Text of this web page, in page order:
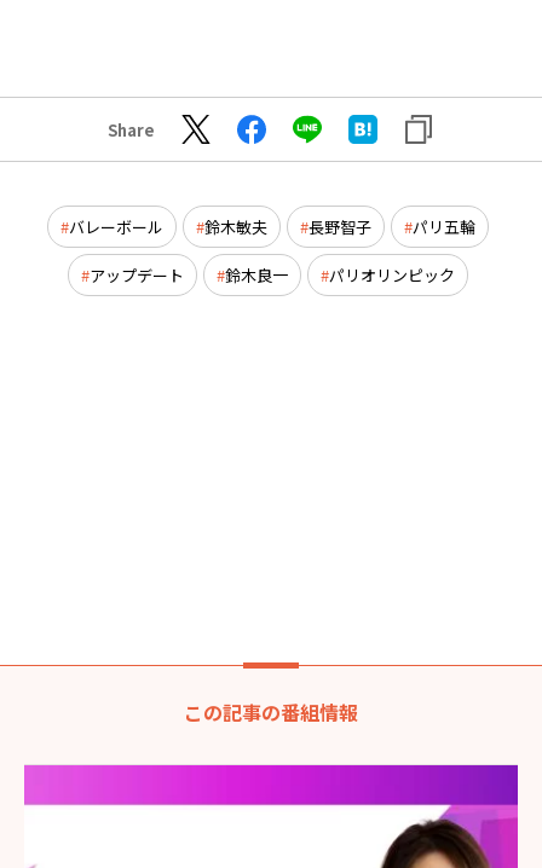
Share
バレーボール 鈴木敏夫 長野智子 パリ五輪
アップデート 鈴木良一 パリオリンピック
この記事の番組情報